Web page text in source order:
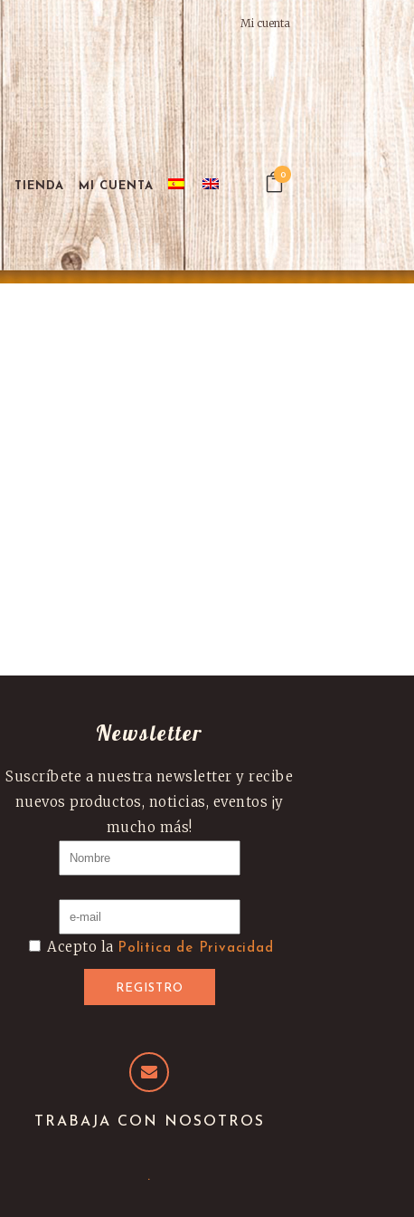
Mi cuenta
TIENDA MI CUENTA
0
Newsletter
Suscríbete a nuestra newsletter y recibe
nuevos productos, noticias, eventos ¡y
mucho más!
Acepto la Politica de Privacidad
TRABAJA CON NOSOTROS
.